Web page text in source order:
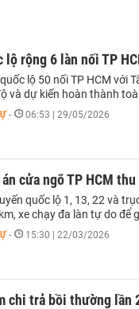
lộ rộng 6 làn nối TP
lộ 50 nối TP HCM với
và dự kiến hoàn thành
- 06:53 | 29/05/2026
cửa ngõ TP HCM
quốc lộ 1, 13, 22 và
xe chạy đa làn tự do để
- 15:30 | 22/03/2026
chi trả bồi thường lần